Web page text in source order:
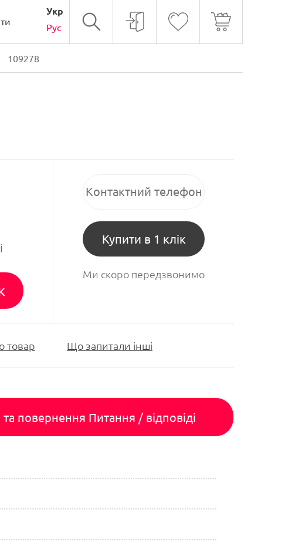
Укр
Рус
109278
Купити в 1 клік
Ми скоро передзвонимо
товар Що запитали інші
та повернення Питання / відповіді